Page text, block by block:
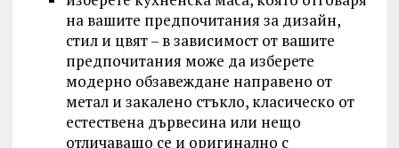
на вашите предпочитания за дизайн,
стил и цвят – в зависимост от вашите
предпочитания може да изберете
модерно обзавеждане направено от
метал и закалено стъкло, класическо от
естествена дървесина или нещо
отличаващо се и оригинално с